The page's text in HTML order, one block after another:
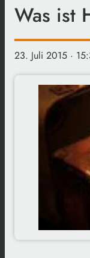
Was ist
23. Juli 2015 ·